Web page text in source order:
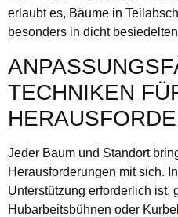
erlaubt es, Bäume in
besonders in dicht
TECHNIKEN
Jeder Baum und Standort
Herausforderungen mit sich.
Unterstützung erforderlich ist,
Hubarbeitsbühnen oder